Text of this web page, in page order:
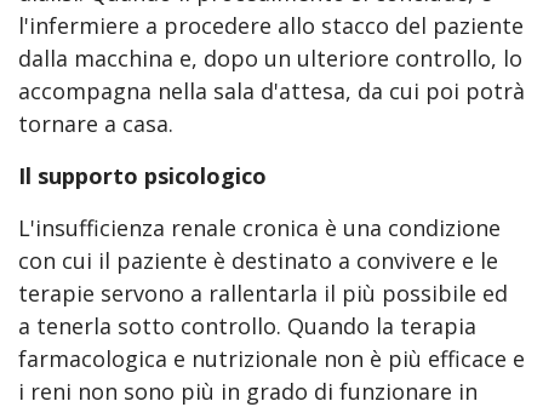
l'infermiere a procedere allo stacco del paziente
dalla macchina e, dopo un ulteriore controllo, lo
accompagna nella sala d'attesa, da cui poi potrà
tornare a casa.
Il supporto psicologico
L'insufficienza renale cronica è una condizione
con cui il paziente è destinato a convivere e le
terapie servono a rallentarla il più possibile ed
a tenerla sotto controllo. Quando la terapia
farmacologica e nutrizionale non è più efficace e
i reni non sono più in grado di funzionare in